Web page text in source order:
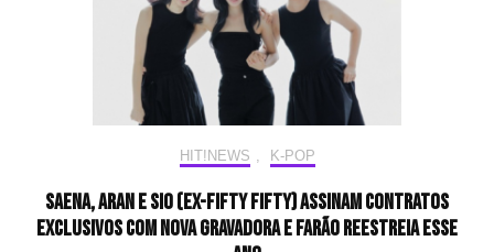
HIT!NEWS K-POP
SAENA, ARAN e SIO (ex-FIFTY FIFTY) assinam contratos
exclusivos com nova gravadora e farão reestreia esse